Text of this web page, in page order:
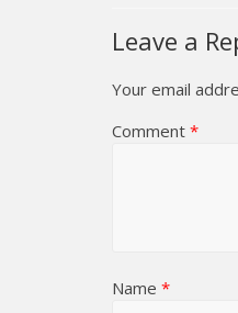
Leave a
Your email
Comment *
Name *